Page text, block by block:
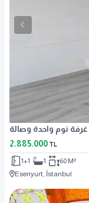
نوم واحدة وصالة
2.885.000 TL
1+1 1
60 M²
Esenyurt, İstanbul